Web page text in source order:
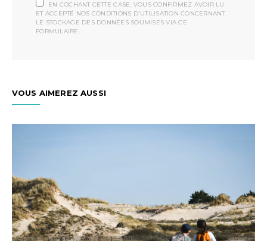
EN COCHANT CETTE CASE, VOUS CONFIRMEZ AVOIR LU
ET ACCEPTÉ NOS CONDITIONS D'UTILISATION CONCERNANT
LE STOCKAGE DES DONNÉES SOUMISES VIA CE
FORMULAIRE.
VOUS AIMEREZ AUSSI